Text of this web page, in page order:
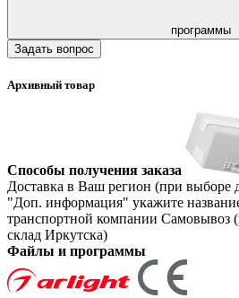
программы
Задать вопрос
Архивный товар
Способы получения заказа
Доставка в Ваш регион (при выборе
"Доп. информация" укажите
транспортной компании Самовывоз
склад Иркутска)
Файлы и программы